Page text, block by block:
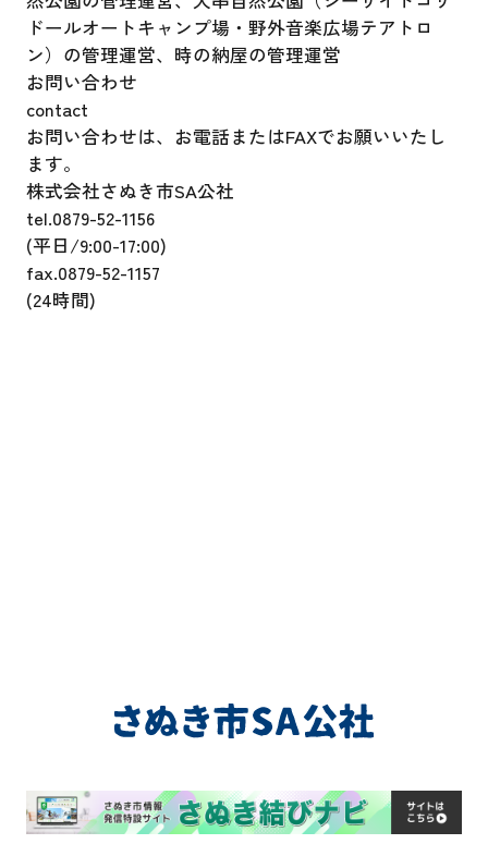
ドールオートキャンプ場・野外音楽広場テアトロ
ン）の管理運営、時の納屋の管理運営
お問い合わせ
contact
お問い合わせは、 お電話またはFAXでお願いいたし
ます。
株式会社さぬき市SA公社
tel.0879-52-1156
(平日/9:00-17:00)
fax.0879-52-1157
(24時間)